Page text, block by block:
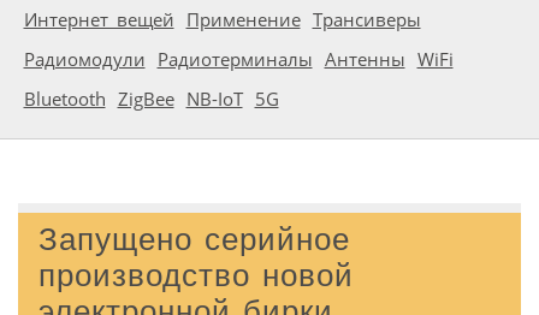
Интернет вещей Применение Трансиверы
Радиомодули Радиотерминалы Антенны WiFi
Bluetooth ZigBee NB-IoT 5G
Запущено серийное
производство новой